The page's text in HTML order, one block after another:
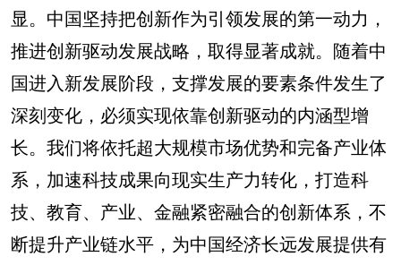
显。中国坚持把创新作为引领发展的第一动力，
推进创新驱动发展战略，取得显著成就。随着中
国进入新发展阶段，支撑发展的要素条件发生了
深刻变化，必须实现依靠创新驱动的内涵型增
长。我们将依托超大规模市场优势和完备产业体
系，加速科技成果向现实生产力转化，打造科
技、教育、产业、金融紧密融合的创新体系，不
断提升产业链水平，为中国经济长远发展提供有